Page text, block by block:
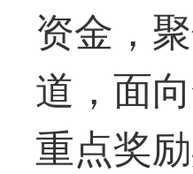
资金，
道，面
重点奖